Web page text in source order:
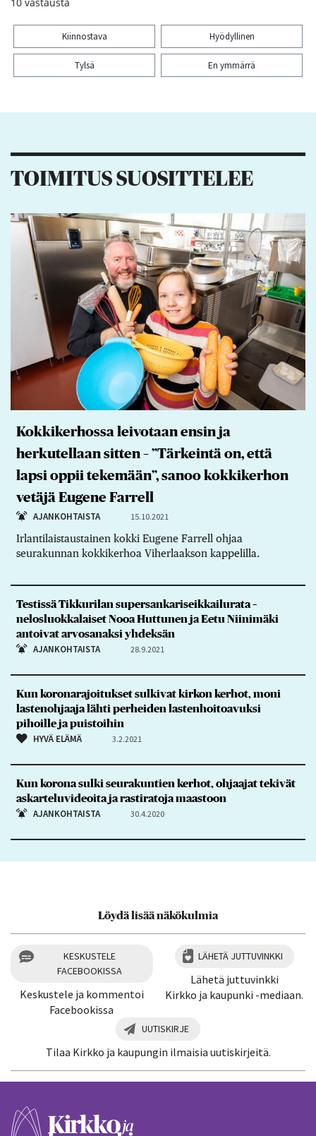
Kiinnostava Hyödyllinen
Tylsä En ymmärrä
TOIMITUS SUOSITTELEE
Kokkikerhossa leivotaan ensin ja
herkutellaan sitten – ”Tärkeintä on, että
lapsi oppii tekemään”, sanoo kokkikerhon
vetäjä Eugene Farrell
AJANKOHTAISTA 15.10.2021
Irlantilaistaustainen kokki Eugene Farrell ohjaa
seurakunnan kokkikerhoa Viherlaakson kappelilla.
Testissä Tikkurilan supersankariseikkailurata –
nelosluokkalaiset Nooa Huttunen ja Eetu Niinimäki
antoivat arvosanaksi yhdeksän
AJANKOHTAISTA 28.9.2021
Kun koronarajoitukset sulkivat kirkon kerhot, moni
lastenohjaaja lähti perheiden lastenhoitoavuksi
pihoille ja puistoihin
HYVÄ ELÄMÄ 3.2.2021
Kun korona sulki seurakuntien kerhot, ohjaajat tekivät
askarteluvideoita ja rastiratoja maastoon
AJANKOHTAISTA 30.4.2020
Löydä lisää näkökulmia
KESKUSTELE
FACEBOOKISSA
Keskustele ja kommentoi
Facebookissa
LÄHETÄ JUTTUVINKKI
Lähetä juttuvinkki
Kirkko ja kaupunki -mediaan.
UUTISKIRJE
Tilaa Kirkko ja kaupungin ilmaisia uutiskirjeitä.